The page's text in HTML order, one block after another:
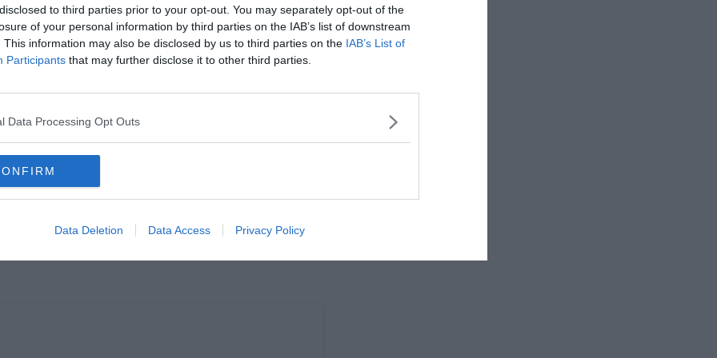
to third parties prior to your opt-out. You may separately opt-out of the
of your personal information by third parties on the IAB’s list of downstream
This information may also be disclosed by us to third parties on the IAB’s List of
Participants that may further disclose it to other third parties.
Data Processing Opt Outs
Data Deletion Data Access Privacy Policy
euro.
iscriviti alla
nella tua casella di posta.
e cuore